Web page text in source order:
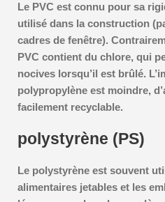
Le PVC est connu pour sa
utilisé dans la construction
cadres de fenêtre).
PVC contient du chlore, qui
nocives lorsqu’il est brûlé.
polypropylène est moindre,
facilement recyclable.
polystyrène (PS)
Le polystyrène est souvent
alimentaires jetables et les